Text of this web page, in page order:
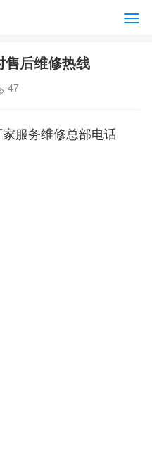
售后维修热线
47
服务维修总部电话